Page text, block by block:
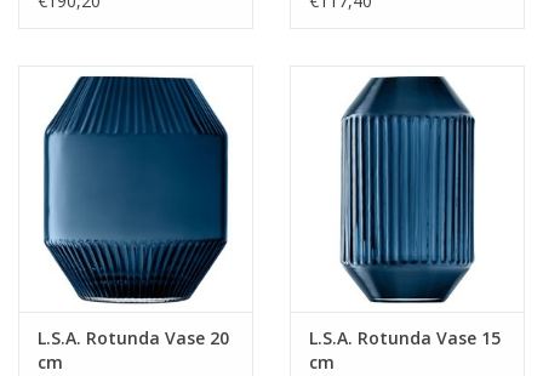
L.S.A. Rotunda Vase 20
cm
L.S.A. Rotunda Vase 15
cm